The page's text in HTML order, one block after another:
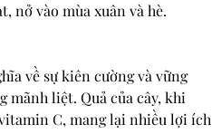
nở vào mùa xuân và hè.
về sự kiên cường và vững
mãnh liệt. Quả của cây, khi
C, mang lại nhiều lợi ích